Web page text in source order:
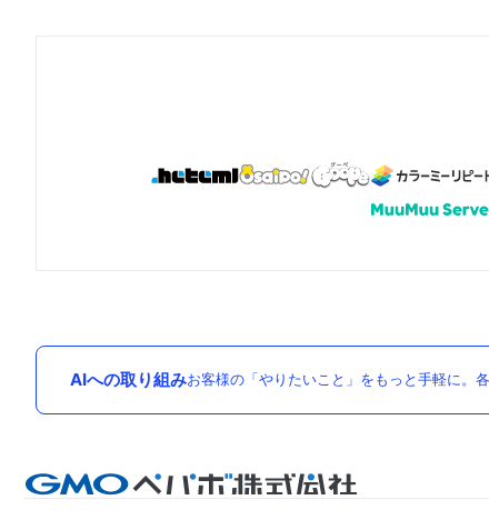
AIへの取り組みお客様の「やりたいこと」をもっと手軽に。